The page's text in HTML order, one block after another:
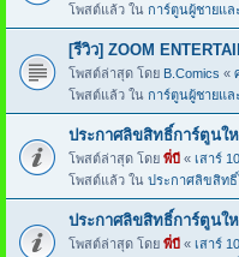
โพสต์แล้ว ใน การ์ตูนผู้ชายแ
[รีวิว] ZOOM
โพสต์ล่าสุด โดย B.Comics «
โพสต์แล้ว ใน การ์ตูนผู้ชายแ
ประกาศลิขสิทธิ์การ์ตูนใ
โพสต์ล่าสุด โดย พี่บี « เสาร์
โพสต์แล้ว ใน ประกาศลิขสิทธิ์
ประกาศลิขสิทธิ์การ์ตูนให
โพสต์ล่าสุด โดย พี่บี « เสาร์